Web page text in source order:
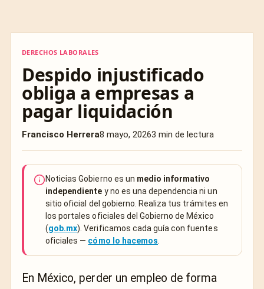
DERECHOS LABORALES
Despido injustificado
obliga a empresas a
pagar liquidación
Francisco Herrera8 mayo, 20263 min de lectura
Noticias Gobierno es un medio informativo
independiente y no es una dependencia ni un
sitio oficial del gobierno. Realiza tus trámites en
los portales oficiales del Gobierno de México
(gob.mx). Verificamos cada guía con fuentes
oficiales — cómo lo hacemos
En México, perder un empleo de forma